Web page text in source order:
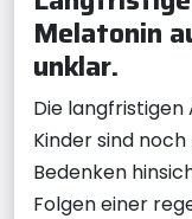
Melatonin
unklar.
Die langfristigen
Kinder sind
Bedenken
Folgen einer